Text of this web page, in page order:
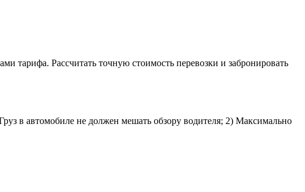
тарифа. Рассчитать точную стоимость перевозки и забронировать
в автомобиле не должен мешать обзору водителя; 2) Максимально